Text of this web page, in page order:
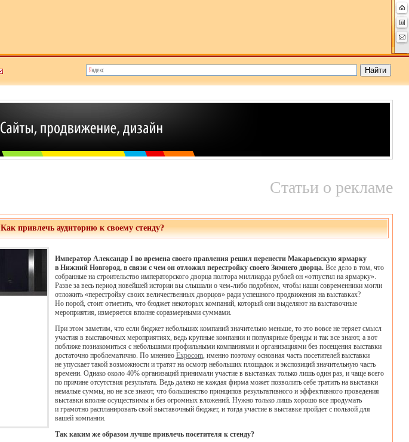
Статьи о рекламе
Как привлечь аудиторию к своему стенду?
Император Александр I во времена своего правления решил перенести Макарьевскую ярмарку
в Нижний Новгород, в связи с чем он отложил перестройку своего Зимнего дворца.Все дело в том, что
собранные на строительство императорского дворца полтора миллиарда рублей он «отпустил на ярмарку».
Разве за весь период новейшей истории вы слышали о чем-либо подобном, чтобы наши современники могли
отложить «перестройку своих величественных дворцов» ради успешного продвижения на выставках?
Но порой, стоит отметить, что бюджет некоторых компаний, который они выделяют на выставочные
мероприятия, измеряется вполне соразмерными суммами.
При этом заметим, что если бюджет небольших компаний значительно меньше, то это вовсе не теряет смысл
участия в выставочных мероприятиях, ведь крупные компании и популярные бренды и так все знают, а вот
поближе познакомиться с небольшими профильными компаниями и организациями без посещения выставки
достаточно проблематично. По мнению Expocom, именно поэтому основная часть посетителей выставки
не упускает такой возможности и тратят на осмотр небольших площадок и экспозиций значительную часть
времени. Однако около 40% организаций принимали участие в выставках только лишь один раз, и чаще всего
по причине отсутствия результата. Ведь далеко не каждая фирма может позволить себе тратить на выставки
немалые суммы, но не все знают, что большинство принципов результативного и эффективного проведения
выставки вполне осуществимы и без огромных вложений. Нужно только лишь хорошо все продумать
и грамотно распланировать свой выставочный бюджет, и тогда участие в выставке пройдет с пользой для
вашей компании.
Так каким же образом лучше привлечь посетителя к стенду?